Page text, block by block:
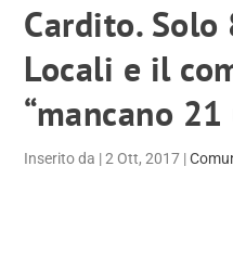
Cardito.
Locali e il
“mancano 21
Inserito da |2 Ott, 2017 |